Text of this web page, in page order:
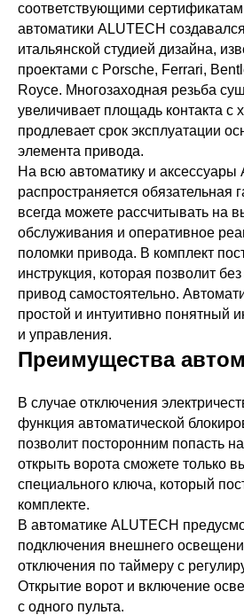
соответствующими
автоматики ALUTECH
итальянской студией дизайна,
проектами с Porsche, Ferrari,
Royce. Многозаходная резьба
увеличивает площадь контакта с
продлевает срок эксплуатации
элемента привода.
На всю автоматику и аксессуары
распространяется обязательная
всегда можете рассчитывать на
обслуживания и оперативное
поломки привода. В комплект
инструкция, которая позволит
привод самостоятельно.
простой и интуитивно понятный
и управления.
Преимущества
В случае отключения
функция автоматической
позволит посторонним попасть
открыть ворота сможете только
специального ключа, который
комплекте.
В автоматике ALUTECH
подключения внешнего
отключения по таймеру с
Открытие ворот и включение
с одного пульта.
230
160-270
230 ±
10%; 50
25
IP54
–30 …+65
от 9 750 ₽
от 8 750 ₽
4 500 ₽
зависит от
комплектации
по запросу